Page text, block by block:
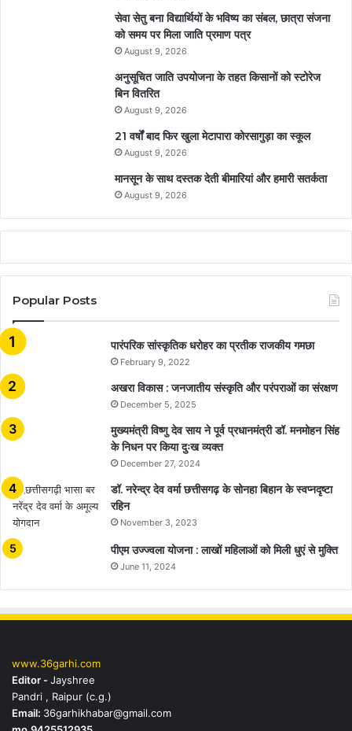
सेवा सेतु बना विद्यार्थियों के भविष्य का संबल, छात्रा संजना
को समय पर मिला जाति प्रमाण पत्र
August 9, 2026
अनुसूचित जाति उपयोजना के तहत किसानों को स्टोरेज
बिन वितरित
August 9, 2026
21 वर्षों बाद फिर खुला मेटापारा कोरसागुड़ा का स्कूल
August 9, 2026
मानसून के साथ दस्तक देती बीमारियां और हमारी सतर्कता
August 9, 2026
Popular Posts
​​​​​​​पारंपरिक सांस्कृतिक धरोहर का प्रतीक राजकीय गमछा
February 9, 2022
अखरा विकास : जनजातीय संस्कृति और परंपराओं का संरक्षण
December 5, 2025
मुख्यमंत्री विष्णु देव साय ने पूर्व प्रधानमंत्री डॉ. मनमोहन सिंह
के निधन पर किया दुःख व्यक्त
December 27, 2024
डॉ. नरेन्द्र देव वर्मा छत्तीसगढ़ के सोनहा बिहान के स्वप्नदृष्टा
रहिन
November 3, 2023
पीएम उज्ज्वला योजना : लाखों महिलाओं को मिली धुएं से मुक्ति
June 11, 2024
www.36garhi.com
Editor -Jayshree
Pandri , Raipur (c.g.)
Email: 36garhikhabar@gmail.com